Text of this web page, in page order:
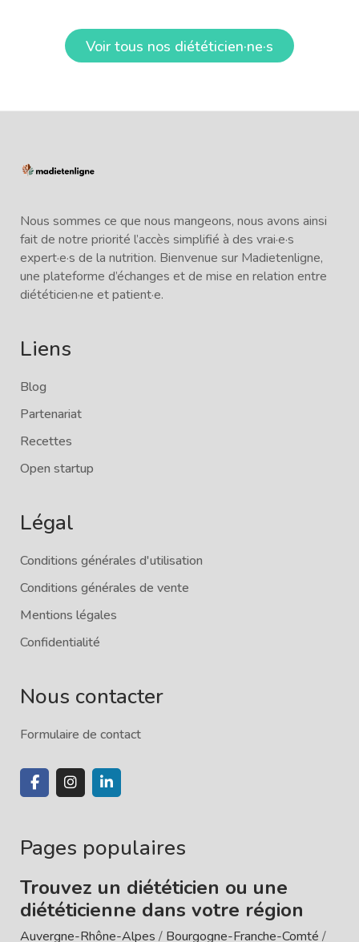
Voir tous nos diététicien·ne·s
Nous sommes ce que nous mangeons, nous avons ainsi
fait de notre priorité l’accès simplifié à des vrai·e·s
expert·e·s de la nutrition. Bienvenue sur Madietenligne,
une plateforme d’échanges et de mise en relation entre
diététicien·ne et patient·e.
Liens
Blog
Partenariat
Recettes
Open startup
Légal
Conditions générales d'utilisation
Conditions générales de vente
Mentions légales
Confidentialité
Nous contacter
Formulaire de contact
Pages populaires
Trouvez un diététicien ou une
diététicienne dans votre région
Auvergne-Rhône-Alpes / Bourgogne-Franche-Comté /